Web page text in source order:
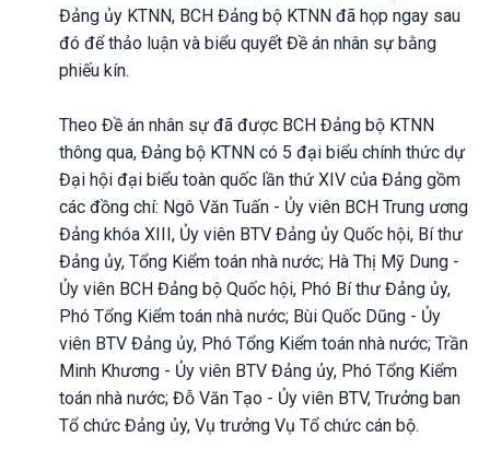
Đảng ủy KTNN, BCH Đảng bộ KTNN đã họp ngay sau
đó để thảo luận và biểu quyết Đề án nhân sự bằng
phiếu kín.
Theo Đề án nhân sự đã được BCH Đảng bộ KTNN
thông qua, Đảng bộ KTNN có 5 đại biểu chính thức dự
Đại hội đại biểu toàn quốc lần thứ XIV của Đảng gồm
các đồng chí: Ngô Văn Tuấn - Ủy viên BCH Trung ương
Đảng khóa XIII, Ủy viên BTV Đảng ủy Quốc hội, Bí thư
Đảng ủy, Tổng Kiểm toán nhà nước; Hà Thị Mỹ Dung -
Ủy viên BCH Đảng bộ Quốc hội, Phó Bí thư Đảng ủy,
Phó Tổng Kiểm toán nhà nước; Bùi Quốc Dũng - Ủy
viên BTV Đảng ủy, Phó Tổng Kiểm toán nhà nước; Trần
Minh Khương - Ủy viên BTV Đảng ủy, Phó Tổng Kiểm
toán nhà nước; Đỗ Văn Tạo - Ủy viên BTV, Trưởng ban
Tổ chức Đảng ủy, Vụ trưởng Vụ Tổ chức cán bộ.